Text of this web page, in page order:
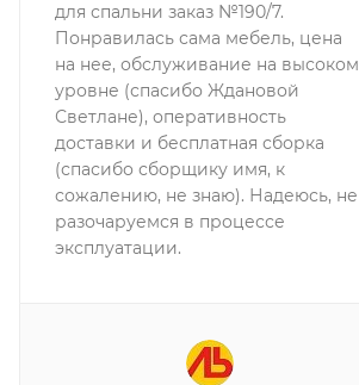
для спальни заказ №190/7.
Понравилась сама мебель, цена
на нее, обслуживание на высоком
уровне (спасибо Ждановой
Светлане), оперативность
доставки и бесплатная сборка
(спасибо сборщику имя, к
сожалению, не знаю). Надеюсь, не
разочаруемся в процессе
эксплуатации.